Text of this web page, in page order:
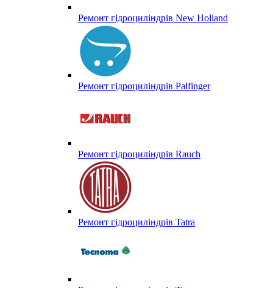
Ремонт гідроциліндрів New Holland
Ремонт гідроциліндрів Palfinger
Ремонт гідроциліндрів Rauch
Ремонт гідроциліндрів Tatra